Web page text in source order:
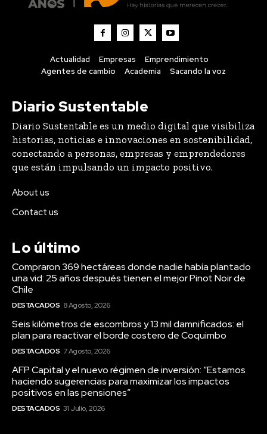
Actualidad Empresas
Emprendimiento
Agentes de cambio
Academia Sacando la voz
Diario Sustentable
Diario Sustentable es un medio digital que visibiliza
historias, noticias e innovaciones en sostenibilidad,
conectando a personas, empresas y emprendedores
que están impulsando un impacto positivo.
About us
Contact us
Lo último
Compraron 369 hectáreas donde nadie había plantado
una vid: 25 años después tienen el mejor Pinot Noir de
Chile
DESTACADOS 8 Agosto, 2026
Seis kilómetros de escombros y 13 mil damnificados: el
plan para reactivar el borde costero de Coquimbo
DESTACADOS 7 Agosto, 2026
AFP Capital y el nuevo régimen de inversión: “Estamos
haciendo sugerencias para maximizar los impactos
positivos en las pensiones”
DESTACADOS 31 Julio, 2026